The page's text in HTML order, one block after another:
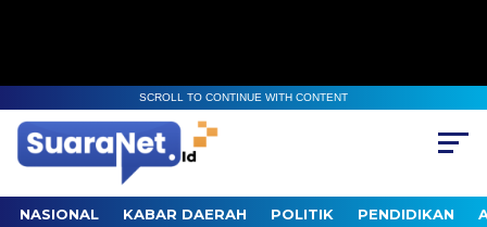
SCROLL TO CONTINUE WITH CONTENT
NASIONAL KABAR DAERAH POLITIK PENDIDIKAN